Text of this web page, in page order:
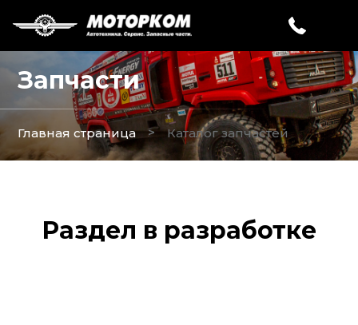
Запчасти
Главная страница > Каталог запчастей
Раздел в разработке